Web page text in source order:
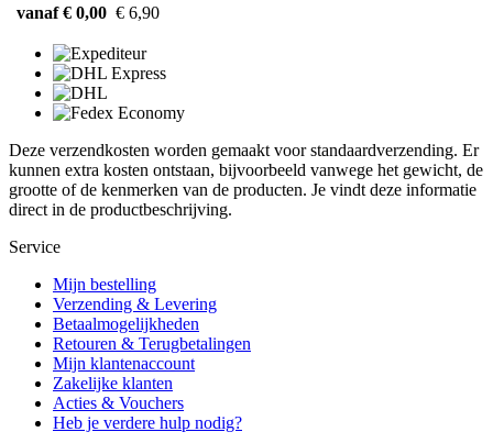
vanaf € 0,00 € 6,90
Deze verzendkosten worden gemaakt voor standaardverzending. Er
kunnen extra kosten ontstaan, bijvoorbeeld vanwege het gewicht, de
grootte of de kenmerken van de producten. Je vindt deze informatie
direct in de productbeschrijving.
Service
Mijn bestelling
Verzending & Levering
Betaalmogelijkheden
Retouren & Terugbetalingen
Mijn klantenaccount
Zakelijke klanten
Acties & Vouchers
Heb je verdere hulp nodig?